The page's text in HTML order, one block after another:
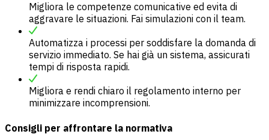
Migliora le competenze comunicative ed evita di
aggravare le situazioni. Fai simulazioni con il team.
Automatizza i processi per soddisfare la domanda di
servizio immediato. Se hai già un sistema, assicurati
tempi di risposta rapidi.
Migliora e rendi chiaro il regolamento interno per
minimizzare incomprensioni.
Consigli per affrontare la normativa